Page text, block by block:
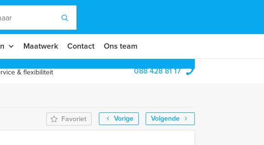
Maatwerk Contact Ons team
& flexibiliteit 088 428 81 17
Vorige
Volgende
Favoriet